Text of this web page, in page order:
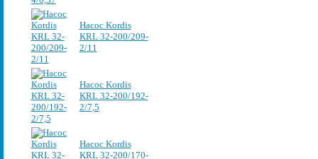
Насос Kordis
KRL 32-200/209-
2/11
Насос Kordis
KRL 32-200/192-
2/7,5
Насос Kordis
KRL 32-200/170-